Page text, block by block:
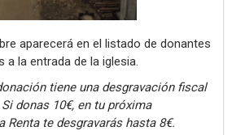
aparecerá en el listado de donantes
a la entrada de la iglesia.
tiene una desgravación fiscal
donas 10€, en tu próxima
Renta te desgravarás hasta 8€.